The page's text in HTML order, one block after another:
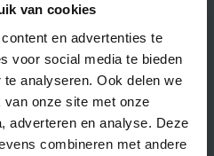
van cookies
en advertenties te
voor social media te bieden
analyseren. Ook delen we
onze site met onze
adverteren en analyse. Deze
combineren met andere